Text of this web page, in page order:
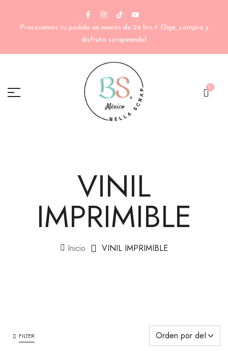
Procesamos tu pedido en menos de 24 hrs.⚡ Elige, compra y
disfruta scrapeando!
0
VINIL
IMPRIMIBLE
Inicio VINIL IMPRIMIBLE
FILTER